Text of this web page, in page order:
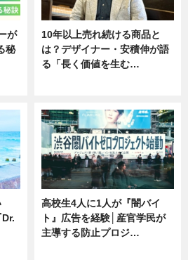
が
秘
10年以上売れ続ける商品と
は？デザイナー・安積伸が語
る「長く価値を生む…
高校生4人に1人が『闇バイ
ト』広告を経験│産官学民が
主導する防止プロジ…